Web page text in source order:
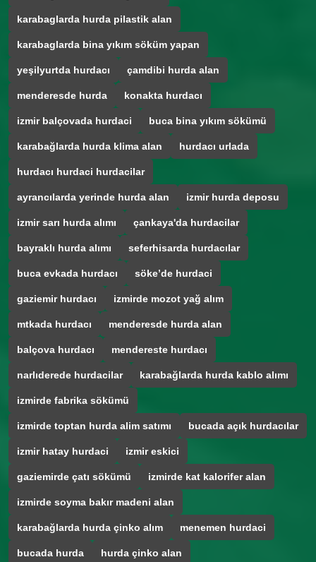
karabaglarda hurda pilastik alan
karabaglarda bina yıkım söküm yapan
yeşilyurtda hurdacı çamdibi hurda alan
menderesde hurda konakta hurdacı
izmir balçovada hurdaci buca bina yıkım sökümü
karabağlarda hurda klima alan hurdacı urlada
hurdacı hurdaci hurdacilar
ayrancılarda yerinde hurda alan izmir hurda deposu
izmir sarı hurda alımı çankaya'da hurdacilar
bayraklı hurda alımı seferhisarda hurdacılar
buca evkada hurdacı söke’de hurdaci
gaziemir hurdacı izmirde mozot yağ alım
mtkada hurdacı menderesde hurda alan
balçova hurdacı mendereste hurdacı
narlıderede hurdacilar karabağlarda hurda kablo alımı
izmirde fabrika sökümü
izmirde toptan hurda alim satımı bucada açık hurdacılar
izmir hatay hurdaci izmir eskici
gaziemirde çatı sökümü izmirde kat kalorifer alan
izmirde soyma bakır madeni alan
karabağlarda hurda çinko alım menemen hurdaci
bucada hurda hurda çinko alan